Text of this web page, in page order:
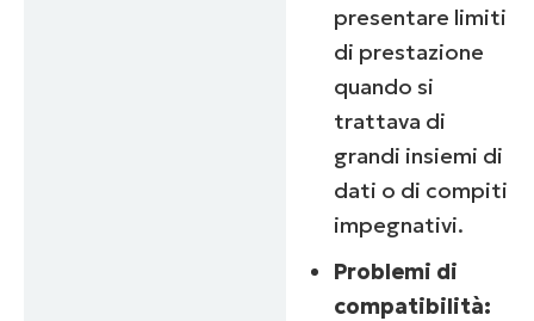
presentare limiti
di prestazione
quando si
trattava di
grandi insiemi di
dati o di compiti
impegnativi.
Problemi di
compatibilità:
Inizia la tua prova di 14 giorni
Nessuna carta di credito richiesta, accesso